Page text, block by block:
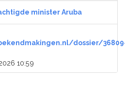
minister Aruba
dossier/
10:59